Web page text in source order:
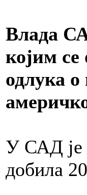
Влада
којим
одлука
У САД је
добила